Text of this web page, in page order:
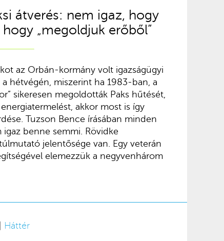
átverés: nem igaz, hogy
hogy „megoldjuk erőből”
az Orbán-kormány volt igazságügyi
hétvégén, miszerint ha 1983-ban, a
sikeresen megoldották Paks hűtését,
akkor most is így
Tuzson Bence írásában minden
igaz benne semmi. Rövidke
jelentősége van. Egy veterán
elemezzük a negyvenhárom
Háttér